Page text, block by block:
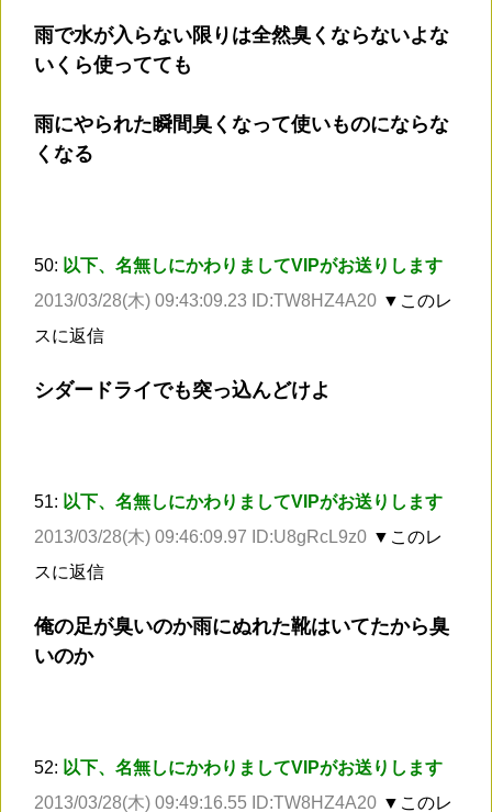
雨で水が入らない限りは全然臭くならないよな
いくら使ってても
雨にやられた瞬間臭くなって使いものにならな
くなる
50: 以下、名無しにかわりましてVIPがお送りします
2013/03/28(木) 09:43:09.23 ID:TW8HZ4A20 ▼このレ
スに返信
シダードライでも突っ込んどけよ
51: 以下、名無しにかわりましてVIPがお送りします
2013/03/28(木) 09:46:09.97 ID:U8gRcL9z0 ▼このレ
スに返信
俺の足が臭いのか雨にぬれた靴はいてたから臭
いのか
52: 以下、名無しにかわりましてVIPがお送りします
2013/03/28(木) 09:49:16.55 ID:TW8HZ4A20 ▼このレ